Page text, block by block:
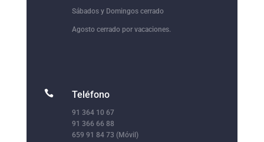
Sábados y Domingos cerrado
Agosto cerrado por vacaciones.
 Teléfono
91 364 10 67
91 366 66 88
659 91 84 73 (Móvil)